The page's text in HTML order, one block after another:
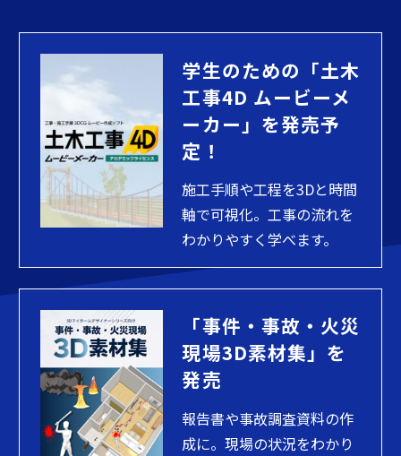
学生のための「土木
工事4D ムービーメ
ーカー」を発売予
定！
施工手順や工程を3Dと時間
軸で可視化。工事の流れを
わかりやすく学べます。
「事件・事故・火災
現場3D素材集」を
発売
報告書や事故調査資料の作
成に。現場の状況をわかり